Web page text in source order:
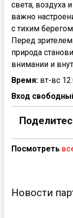
света, воздуха
важно
с тихим
Перед
природа
внимании и
Время: вт-вс
Вход
Посмотреть
Новости